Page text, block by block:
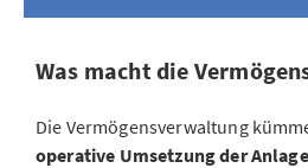
Was macht die
Die Vermögensverwaltung
operative Umsetzung der